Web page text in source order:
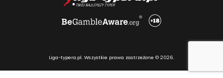
Liga-typera.pl. Wszystkie prawa zastrzeżone © 2026.